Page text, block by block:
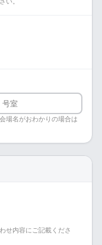
場名がおわかりの場合は
せ内容にご記載くださ